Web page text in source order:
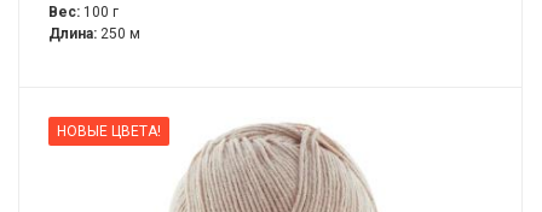
Вес: 100 г
Длина: 250 м
НОВЫЕ ЦВЕТА!